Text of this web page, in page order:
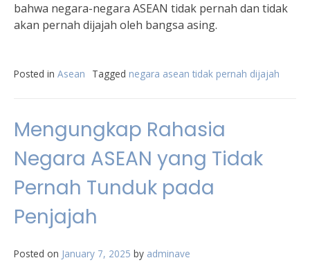
bahwa negara-negara ASEAN tidak pernah dan tidak
akan pernah dijajah oleh bangsa asing.
Posted in Asean Tagged negara asean tidak pernah dijajah
Mengungkap Rahasia
Negara ASEAN yang Tidak
Pernah Tunduk pada
Penjajah
Posted on January 7, 2025 by adminave